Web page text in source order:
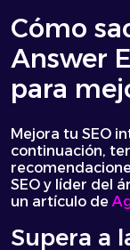
Cómo
Answer
para
Mejora tu SEO
continuación,
SEO y líder del
un artículo de
Supera a